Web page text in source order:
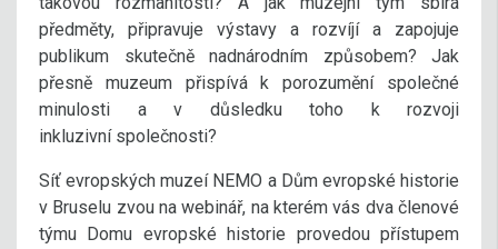
předměty, připravuje výstavy a rozvíjí a zapojuje
publikum skutečně nadnárodním způsobem? Jak
přesně muzeum přispívá k porozumění společné
minulosti a v důsledku toho k rozvoji
inkluzivní společnosti?
Síť evropských muzeí NEMO a Dům evropské historie
v Bruselu zvou na webinář, na kterém vás dva členové
týmu Domu evropské historie provedou přístupem